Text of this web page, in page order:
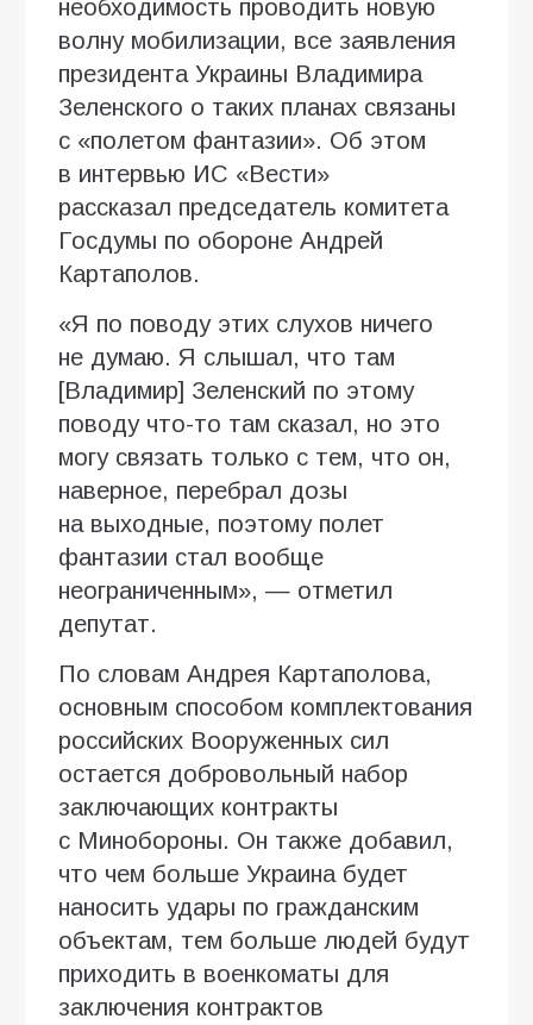
необходимость проводить новую
волну мобилизации, все заявления
президента Украины Владимира
Зеленского о таких планах связаны
с «полетом фантазии». Об этом
в интервью ИC «Вести»
рассказал председатель комитета
Госдумы по обороне Андрей
Картаполов.
«Я по поводу этих слухов ничего
не думаю. Я слышал, что там
[Владимир] Зеленский по этому
поводу что-то там сказал, но это
могу связать только с тем, что он,
наверное, перебрал дозы
на выходные, поэтому полет
фантазии стал вообще
неограниченным», — отметил
депутат.
По словам Андрея Картаполова,
основным способом комплектования
российских Вооруженных сил
остается добровольный набор
заключающих контракты
с Минобороны. Он также добавил,
что чем больше Украина будет
наносить удары по гражданским
объектам, тем больше людей будут
приходить в военкоматы для
заключения контрактов